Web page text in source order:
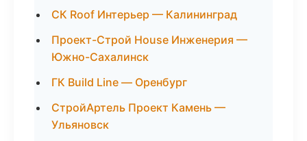
СК Roof Интерьер — Калининград
Проект-Строй House Инженерия —
Южно-Сахалинск
ГК Build Line — Оренбург
СтройАртель Проект Камень —
Ульяновск